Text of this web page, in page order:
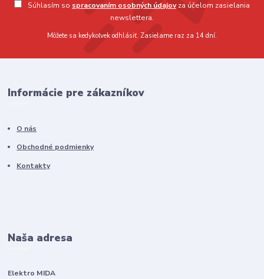
Súhlasím so spracovaním osobných údajovza účelom zasielania
newslettera.
Môžete sa kedykoľvek odhlásiť. Zasielame raz za 14 dní.
Informácie pre zákazníkov
O nás
Obchodné podmienky
Kontakty
Naša adresa
Elektro MIDA